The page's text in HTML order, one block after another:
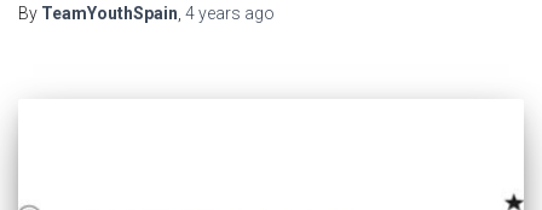
By TeamYouthSpain, 4 years ago